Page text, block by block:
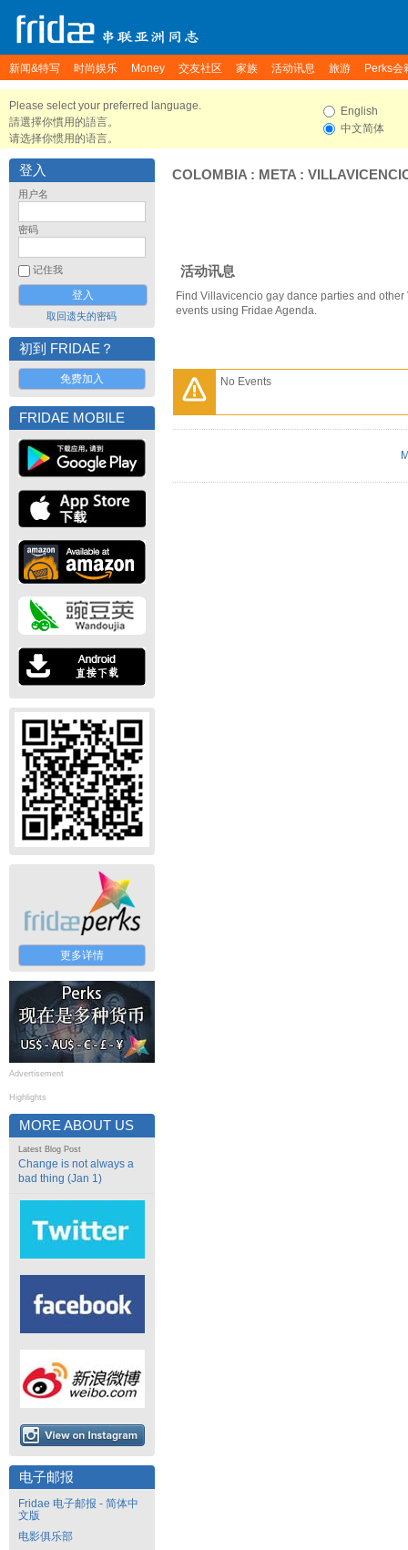
新闻&特写 时尚娱乐 Money 交友社区 家族 活动讯息 旅游 Perks会
Please select your preferred language.
請選擇你慣用的語言。
请选择你惯用的语言。
English
中文简体
登入
用户名
密码
记住我
取回遗失的密码
初到 FRIDAE？
免费加入
FRIDAE MOBILE
更多详情
Advertisement
Highlights
MORE ABOUT US
Latest Blog Post
Change is not always a
bad thing (Jan 1)
电子邮报
Fridae 电子邮报 - 简体中
文版
电影俱乐部
COLOMBIA : META :
活动讯息
Find Villavicencio gay dance parties and
events using Fridae Agenda.
No Events